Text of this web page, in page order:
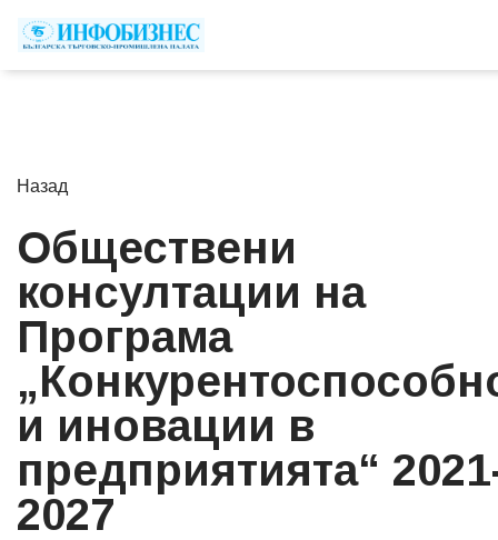
Назад
Обществени
консултации на
Програма
и иновации в
предприятията“
2027